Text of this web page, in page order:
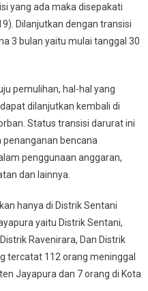
yang ada maka disepakati
Dilanjutkan dengan transisi
3 bulan yaitu mulai tanggal 30
pemulihan, hal-hal yang
dilanjutkan kembali di
Status transisi darurat ini
penanganan bencana
penggunaan anggaran,
dan lainnya.
hanya di Distrik Sentani
yaitu Distrik Sentani,
Ravenirara, Dan Distrik
tercatat 112 orang meninggal
Jayapura dan 7 orang di Kota